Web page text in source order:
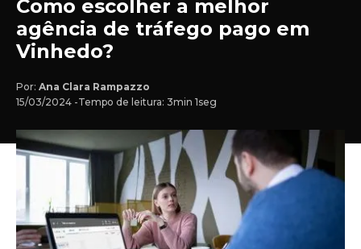
Como escolher a melhor
agência de tráfego pago em
Vinhedo?
Por: Ana Clara Rampazzo
15/03/2024 -Tempo de leitura: 3min 1seg